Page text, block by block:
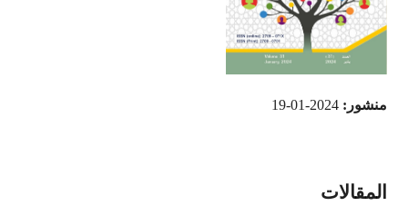
منشور: 2024-01-19
المقالات